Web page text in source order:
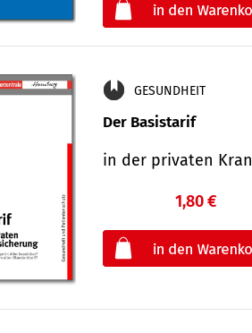
GESUNDHEIT
Der Basistarif
in der privaten
1,80 €